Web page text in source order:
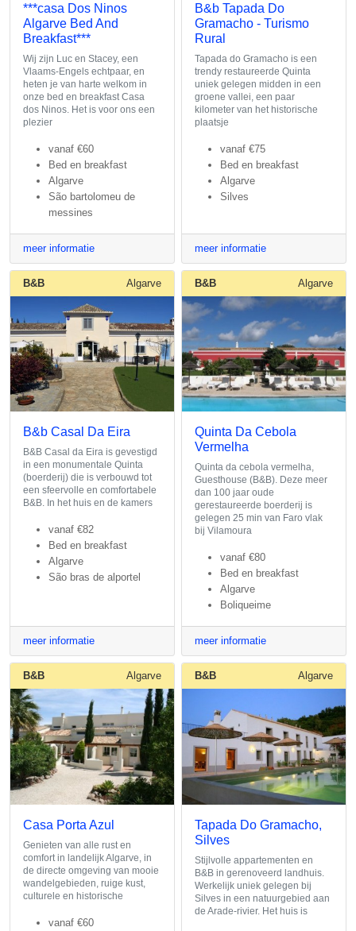
***casa Dos Ninos
Algarve Bed And
Breakfast***
Wij zijn Luc en Stacey, een
Vlaams-Engels echtpaar, en
heten je van harte welkom in
onze bed en breakfast Casa
dos Ninos. Het is voor ons een
plezier
vanaf €60
Bed en breakfast
Algarve
São bartolomeu de
messines
meer informatie
B&b Tapada Do
Gramacho - Turismo
Rural
Tapada do Gramacho is een
trendy restaureerde Quinta
uniek gelegen midden in een
groene vallei, een paar
kilometer van het historische
plaatsje
vanaf €75
Bed en breakfast
Algarve
Silves
meer informatie
B&B Algarve
B&b Casal Da Eira
B&B Casal da Eira is gevestigd
in een monumentale Quinta
(boerderij) die is verbouwd tot
een sfeervolle en comfortabele
B&B. In het huis en de kamers
vanaf €82
Bed en breakfast
Algarve
São bras de alportel
meer informatie
B&B Algarve
Quinta Da Cebola
Vermelha
Quinta da cebola vermelha,
Guesthouse (B&B). Deze meer
dan 100 jaar oude
gerestaureerde boerderij is
gelegen 25 min van Faro vlak
bij Vilamoura
vanaf €80
Bed en breakfast
Algarve
Boliqueime
meer informatie
B&B Algarve
Casa Porta Azul
Genieten van alle rust en
comfort in landelijk Algarve, in
de directe omgeving van mooie
wandelgebieden, ruige kust,
culturele en historische
vanaf €60
B&B Algarve
Tapada Do Gramacho,
Silves
Stijlvolle appartementen en
B&B in gerenoveerd landhuis.
Werkelijk uniek gelegen bij
Silves in een natuurgebied aan
de Arade-rivier. Het huis is